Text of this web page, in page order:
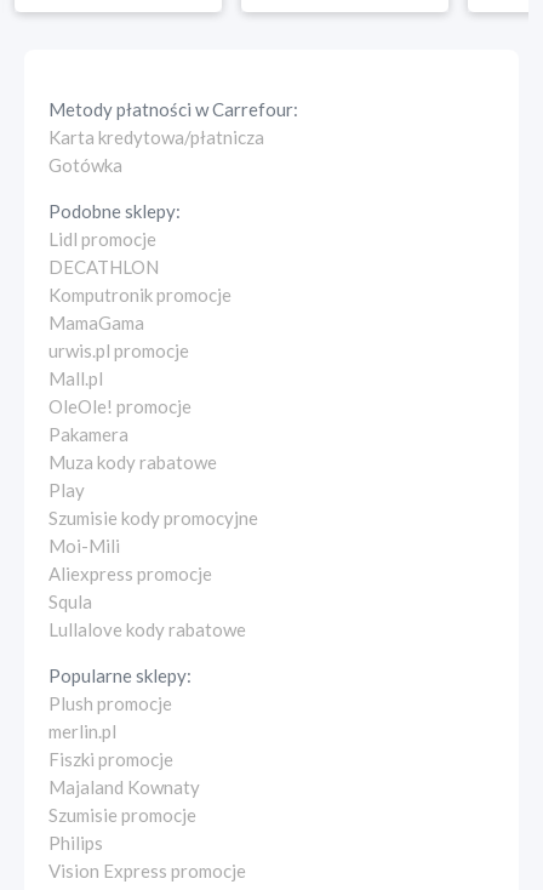
Metody płatności wCarrefour:
Karta kredytowa/płatnicza
Gotówka
Podobne sklepy:
Lidl promocje
DECATHLON
Komputronik promocje
MamaGama
urwis.pl promocje
Mall.pl
OleOle! promocje
Pakamera
Muza kody rabatowe
Play
Szumisie kody promocyjne
Moi-Mili
Aliexpress promocje
Squla
Lullalove kody rabatowe
Popularne sklepy:
Plush promocje
merlin.pl
Fiszki promocje
Majaland Kownaty
Szumisie promocje
Philips
Vision Express promocje